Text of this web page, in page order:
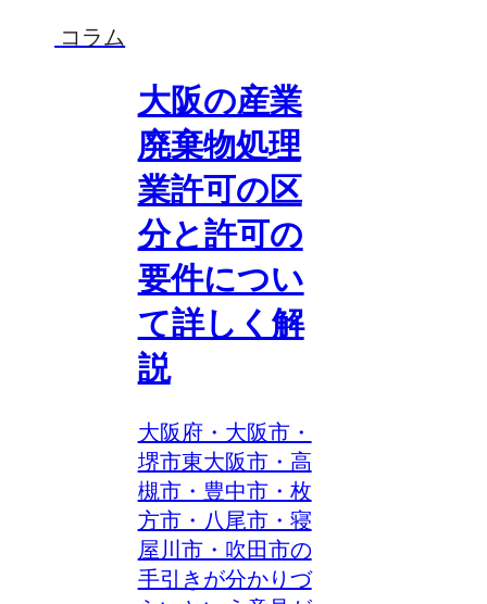
コラム
大阪の産業
廃棄物処理
業許可の区
分と許可の
要件につい
て詳しく解
説
大阪府・大阪市・
堺市東大阪市・高
槻市・豊中市・枚
方市・八尾市・寝
屋川市・吹田市の
手引きが分かりづ